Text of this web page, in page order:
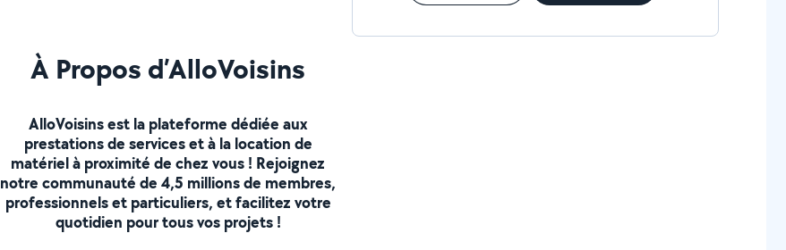
À Propos d’AlloVoisins
AlloVoisins est la plateforme dédiée aux
prestations de services et à la location de
matériel à proximité de chez vous ! Rejoignez
notre communauté de 4,5 millions de membres,
professionnels et particuliers, et facilitez votre
quotidien pour tous vos projets !